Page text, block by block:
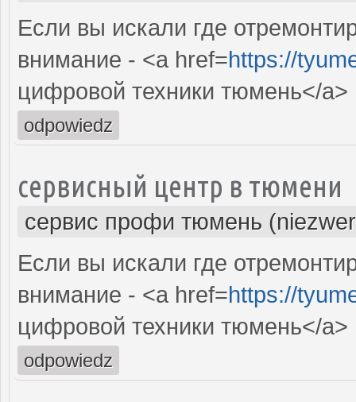
Если вы искали где
внимание - <a href=https://
цифровой техники тюмень</a>
odpowiedz
сервисный центр в тюмени
сервис профи тюмень
Если вы искали где
внимание - <a href=https://
цифровой техники тюмень</a>
odpowiedz